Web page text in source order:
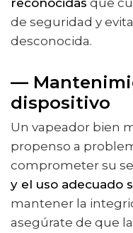
de seguridad y
desconocida.
—
dispositivo
Un vapeador bien
propenso a
comprometer su
y el uso adecuado
mantener la
asegúrate de que